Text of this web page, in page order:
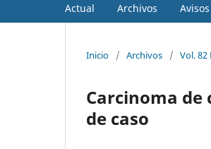
Actual Archivos Avisos
Inicio / Archivos / Vol.
Carcinoma
de caso